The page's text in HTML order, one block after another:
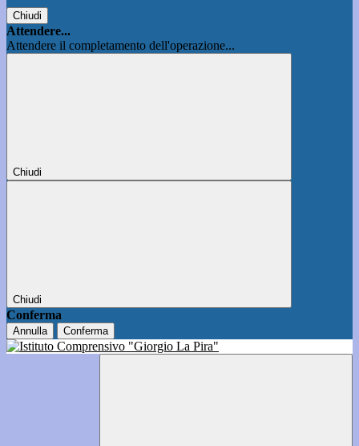
Chiudi
Attendere...
Attendere il completamento dell'operazione...
Chiudi
Chiudi
Conferma
Annulla Conferma